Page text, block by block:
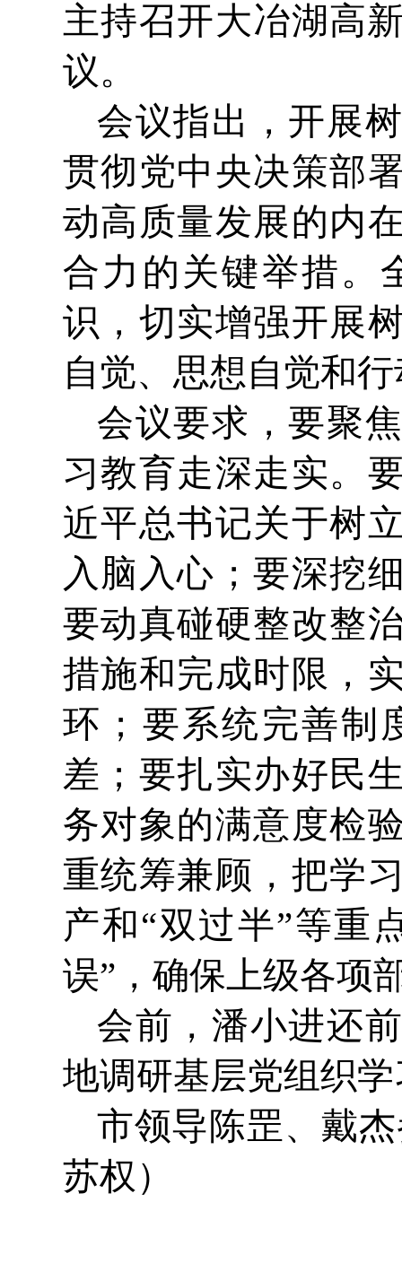
主持召开大冶湖高
议。
会议指出，开展
贯彻党中央决策部
动高质量发展的内
合力的关键举措。
识，切实增强开展
自觉、思想自觉和
会议要求，要聚
习教育走深走实。
近平总书记关于树
入脑入心；要深挖
要动真碰硬整改整
措施和完成时限，
环；要系统完善制
差；要扎实办好民
务对象的满意度检
重统筹兼顾，把学
产和“双过半”等重
误”，确保上级各项
会前，潘小进还
地调研基层党组织
市领导陈罡、戴
苏权）